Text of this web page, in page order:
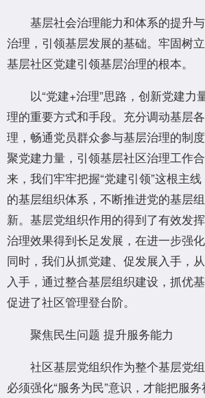
基层社会治理能力和体系的提升
治理，引领基层发展的基础。牢固树
基层社区党建引领基层治理的根本。
以“党建+治理”思路，创新党建力
理的重要方式和手段。充分调动基层
理，畅通党员群众参与基层治理的制
聚党建力量，引领基层社区治理工作
来，我们牢牢把握“党建引领”这根主
的基层组织体系，不断推进党的基层
新。基层党组织作用的得到了有效发
治理效果得到长足发展，在进一步强
同时，我们从抓党建、促发展入手，
入手，通过整合基层组织建设，抓优
促进了社区管理登台阶。
聚焦民生问题 提升服务能力
社区基层党组织作为整个基层党组
必须强化“服务为民”意识，才能把服